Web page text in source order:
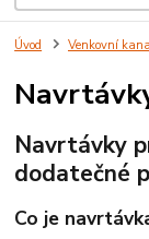
Úvod Venkovní
Navrtávky
dodatečné
Co je